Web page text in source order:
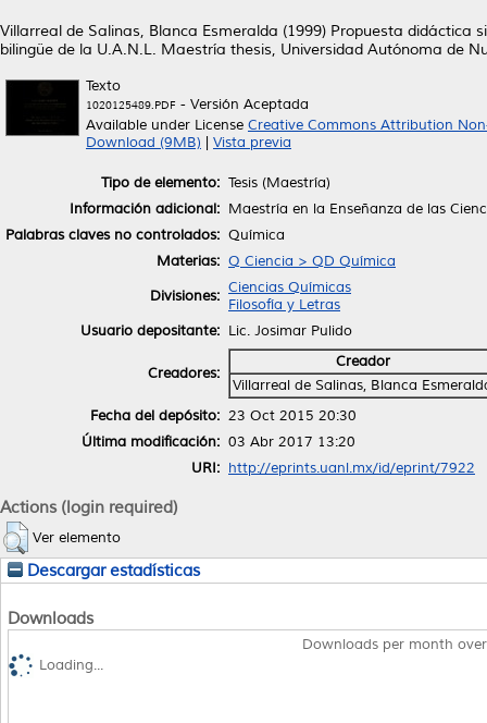
Villarreal de Salinas, Blanca Esmeralda (1999) Propuesta didáctica
bilingüe de la U.A.N.L. Maestría thesis, Universidad Autónoma de
Texto
1020125489.PDF - Versión Aceptada
Available under License Creative Commons Attribution
Download (9MB)
Vista previa
Tipo de elemento: Tesis (Maestría)
Información adicional: Maestría en la Enseñanza de las
Palabras claves no controlados: Química
Materias: Q Ciencia > QD Química
Divisiones: Ciencias Químicas
Filosofía y Letras
Usuario depositante: Lic. Josimar Pulido
Creadores:
Creador
Villarreal de Salinas, Blanca
Fecha del depósito: 23 Oct 2015 20:30
Última modificación: 03 Abr 2017 13:20
URI: http://eprints.uanl.mx/id/eprint/7922
Actions (login required)
Ver elemento
Descargar estadísticas
Downloads
Downloads per month
Loading...